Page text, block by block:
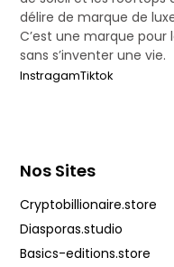
délire de marque de
C’est une marque
sans s’inventer une vie.
InstragamTiktok
Nos Sites
Cryptobillionaire.store
Diasporas.studio
Basics-editions.store